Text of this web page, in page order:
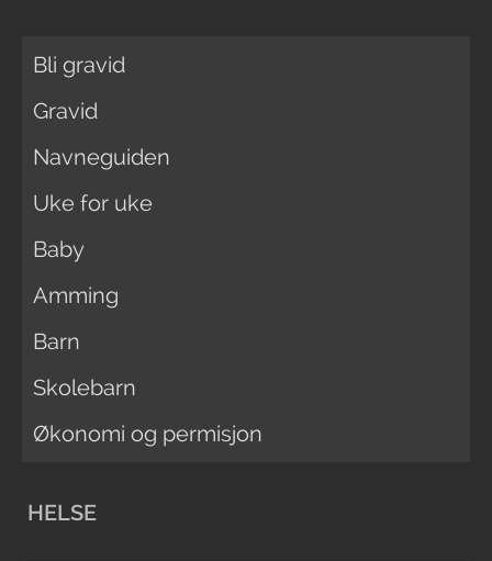
Bli gravid
Gravid
Navneguiden
Uke for uke
Baby
Amming
Barn
Skolebarn
Økonomi og permisjon
HELSE